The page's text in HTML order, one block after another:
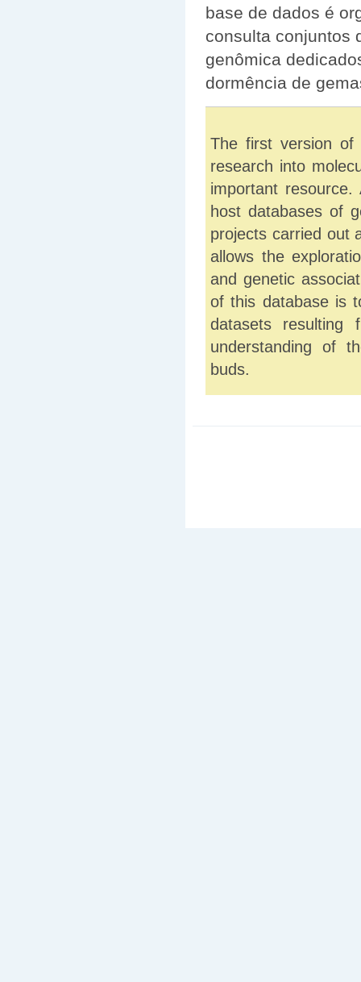
base de dados é
consulta conjuntos
genômica
dormência de
The first version of
research into
important
host databases of
projects carried out
allows the
and genetic
of this database is
datasets resulting
understanding of
buds.